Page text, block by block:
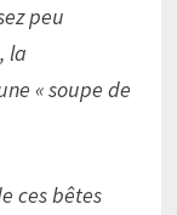
peu
la
« soupe de
ces bêtes